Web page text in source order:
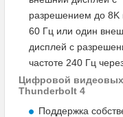
разрешением до 8K
60 Гц или один
дисплей с
частоте 240 Гц
Цифровой
Thunderbolt 4
Поддержка